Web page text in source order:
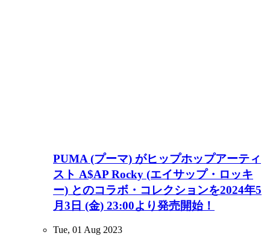
PUMA (プーマ) がヒップホップアーティ
スト A$AP Rocky (エイサップ・ロッキ
ー) とのコラボ・コレクションを2024年5
月3日 (金) 23:00より発売開始！
Tue, 01 Aug 2023